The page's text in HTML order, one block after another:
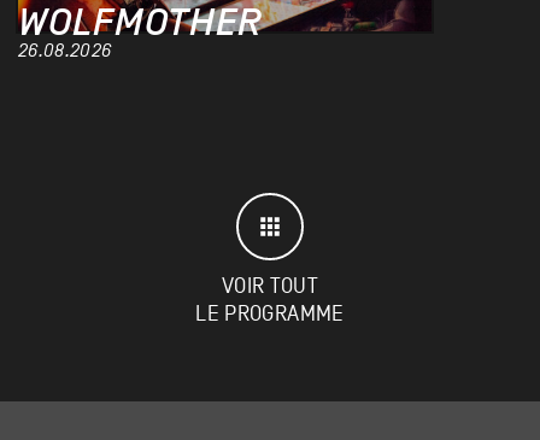
WOLFMOTHER
26.08.2026
VOIR TOUT
LE PROGRAMME